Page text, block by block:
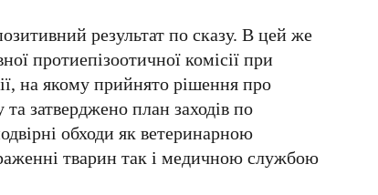
результат по сказу. В цей же
протиепізоотичної комісії при
на якому прийнято рішення про
затверджено план заходів по
обходи як ветеринарною
тварин так і медичною службою